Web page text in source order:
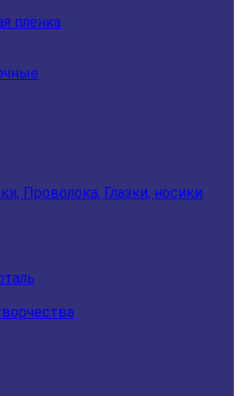
плёнка
Проволока, Глазки, носики